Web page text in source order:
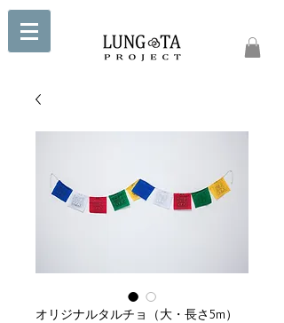
オリジナルタルチョ（大・長さ5m）